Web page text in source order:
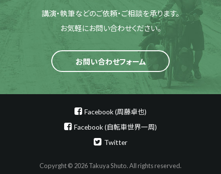
講演・執筆などのご依頼・ご相談を承ります。
お気軽にお問い合わせください。
お問い合わせフォーム
Facebook (周藤卓也)
Facebook (自転車世界一周)
Twitter
Copyrght © 2026 Takuya Shuto. All rights reserved.